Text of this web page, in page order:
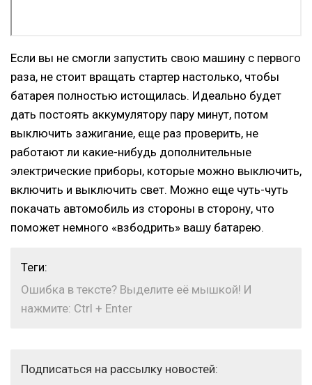
Если вы не смогли запустить свою машину с первого
раза, не стоит вращать стартер настолько, чтобы
батарея полностью истощилась. Идеально будет
дать постоять аккумулятору пару минут, потом
выключить зажигание, еще раз проверить, не
работают ли какие-нибудь дополнительные
электрические приборы, которые можно выключить,
включить и выключить свет. Можно еще чуть-чуть
покачать автомобиль из стороны в сторону, что
поможет немного «взбодрить» вашу батарею.
Теги:
Ошибка в тексте? Выделите её мышкой! И
нажмите: Ctrl + Enter
Подписаться на рассылку новостей: